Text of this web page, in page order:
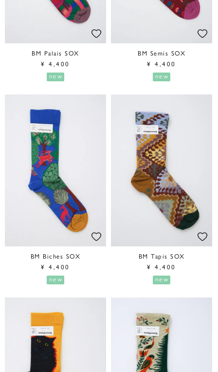
BM Palais SOX
¥
4,400
new
BM Semis SOX
¥
4,400
new
BM Biches SOX
¥
4,400
new
BM Tapis SOX
¥
4,400
new